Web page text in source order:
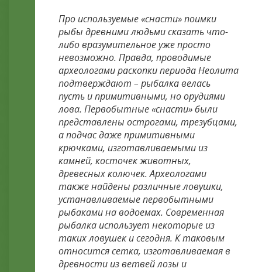
Про используемые «снасти» поимки
рыбы древними людьми сказать что-
либо вразумительное уже просто
невозможно. Правда, проводимые
археологами раскопки периода Неолита
подтверждают – рыбалка велась
пусть и примитивными, но орудиями
лова. Первобытные «снасти» были
представлены острогами, трезубцами,
а подчас даже примитивными
крючками, изготавливаемыми из
камней, косточек животных,
древесных колючек. Археологами
также найдены различные ловушки,
устанавливаемые первобытными
рыбаками на водоемах. Современная
рыбалка использует некоторые из
таких ловушек и сегодня. К таковым
относится сетка, изготавливаемая в
древности из ветвей лозы и